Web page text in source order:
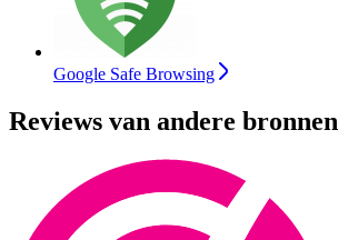
Google Safe Browsing
Reviews van andere bronnen